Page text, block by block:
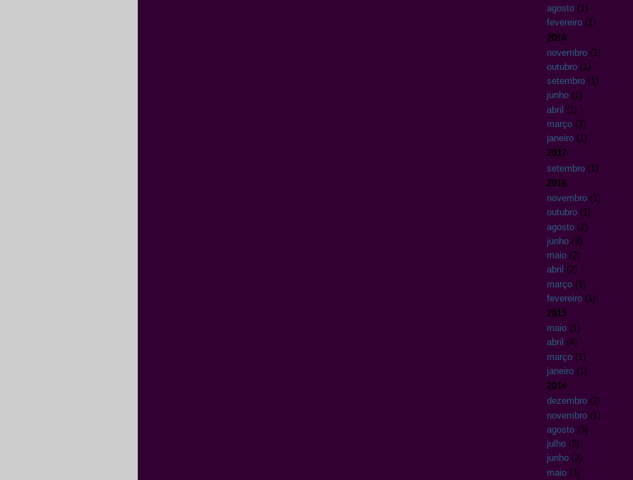
agosto(1)
fevereiro(1)
2018
novembro(1)
outubro(1)
setembro(1)
junho(1)
abril (1)
março(3)
janeiro(1)
2017
setembro(1)
2016
novembro(1)
outubro(1)
agosto(2)
junho(3)
maio(2)
abril (2)
março(1)
fevereiro(1)
2015
maio(1)
abril (4)
março(1)
janeiro(1)
2014
dezembro(2)
novembro(1)
agosto(3)
julho(3)
junho(2)
maio(3)